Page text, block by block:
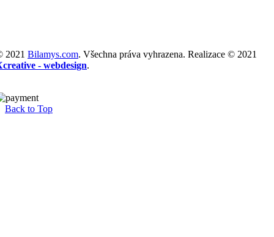
2021 Bilamys.com. Všechna práva vyhrazena. Realizace © 2021
- webdesign.
Back to Top